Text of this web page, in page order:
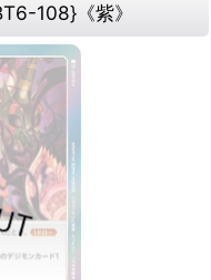
108}《紫》